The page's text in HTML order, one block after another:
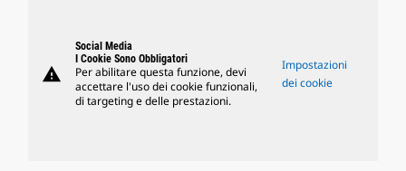
warning
Social Media
I Cookie Sono Obbligatori
Per abilitare questa funzione, devi
accettare l'uso dei cookie funzionali,
di targeting e delle prestazioni.
Impostazioni
dei cookie